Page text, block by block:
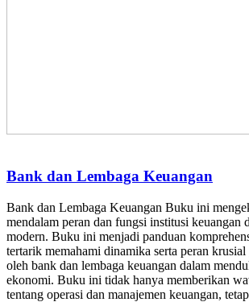
Bank dan Lembaga Keuangan
Bank dan Lembaga Keuangan Buku ini
mendalam peran dan fungsi institusi keuangan
modern. Buku ini menjadi panduan
tertarik memahami dinamika serta peran
oleh bank dan lembaga keuangan dalam
ekonomi. Buku ini tidak hanya memberikan
tentang operasi dan manajemen keuangan,